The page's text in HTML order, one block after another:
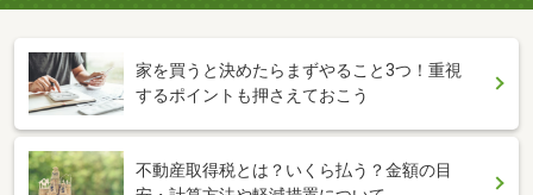
家を買うと決めたらまずやること3つ！重視
するポイントも押さえておこう
不動産取得税とは？いくら払う？金額の目